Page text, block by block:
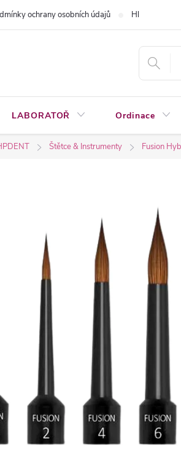
ochrany osobních údajů Hledáte a
LABORATOŘ Ordinace
Štětce & Instrumenty Fusion